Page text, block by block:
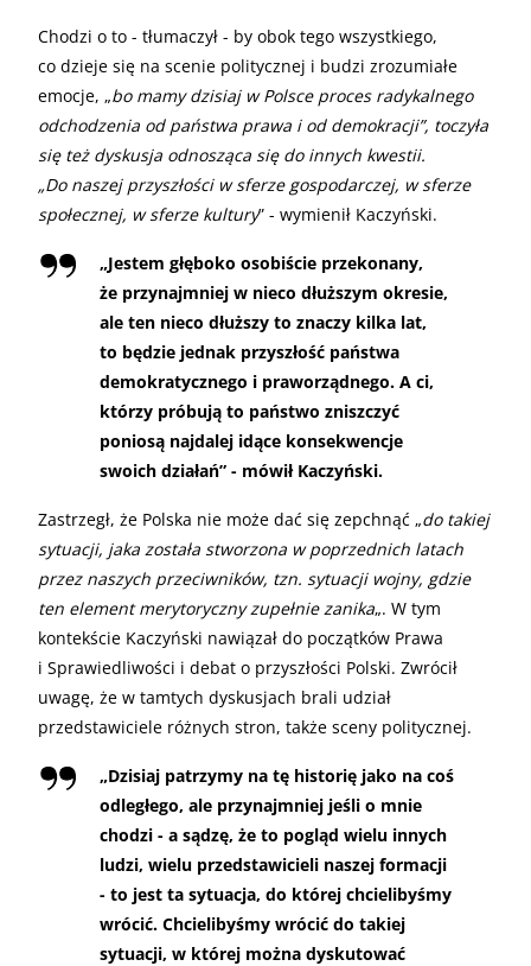
Chodzi o to - tłumaczył - by obok tego wszystkiego,
co dzieje się na scenie politycznej i budzi zrozumiałe
emocje, „bo mamy dzisiaj w Polsce proces radykalnego
odchodzenia od państwa prawa i od demokracji”, toczyła
się też dyskusja odnosząca się do innych kwestii.
„Do naszej przyszłości w sferze gospodarczej, w sferze
społecznej, w sferze kultury” - wymienił Kaczyński.
„Jestem głęboko osobiście przekonany,
że przynajmniej w nieco dłuższym okresie,
ale ten nieco dłuższy to znaczy kilka lat,
to będzie jednak przyszłość państwa
demokratycznego i praworządnego. A ci,
którzy próbują to państwo zniszczyć
poniosą najdalej idące konsekwencje
swoich działań” - mówił Kaczyński.
Zastrzegł, że Polska nie może dać się zepchnąć „do takiej
sytuacji, jaka została stworzona w poprzednich latach
przez naszych przeciwników, tzn. sytuacji wojny, gdzie
ten element merytoryczny zupełnie zanika„. W tym
kontekście Kaczyński nawiązał do początków Prawa
i Sprawiedliwości i debat o przyszłości Polski. Zwrócił
uwagę, że w tamtych dyskusjach brali udział
przedstawiciele różnych stron, także sceny politycznej.
„Dzisiaj patrzymy na tę historię jako na coś
odległego, ale przynajmniej jeśli o mnie
chodzi - a sądzę, że to pogląd wielu innych
ludzi, wielu przedstawicieli naszej formacji
- to jest ta sytuacja, do której chcielibyśmy
wrócić. Chcielibyśmy wrócić do takiej
sytuacji, w której można dyskutować